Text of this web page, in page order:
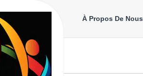
À Propos De Nous